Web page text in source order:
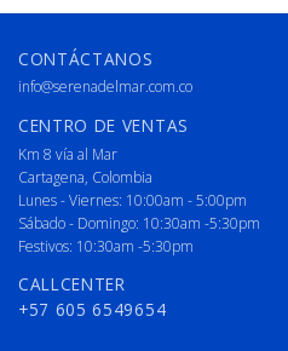
CONTÁCTANOS
info@serenadelmar.com.co
CENTRO DE VENTAS
Km 8 vía al Mar
Cartagena, Colombia
Lunes - Viernes: 10:00am - 5:00pm
Sábado - Domingo: 10:30am -5:30pm
Festivos: 10:30am -5:30pm
CALLCENTER
+57 605 6549654